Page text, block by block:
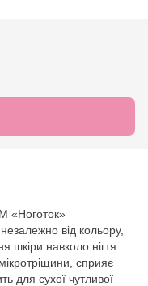
«Ноготок»
від кольору,
шкіри навколо нігтя.
сприяє
для сухої чутливої